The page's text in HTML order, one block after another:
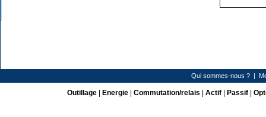
Qui sommes-nous ? |
Outillage| Energie| Commutation/relais Actif| Passif|